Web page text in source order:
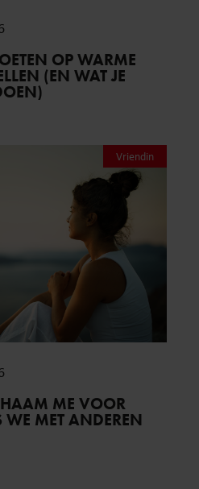
OP WARME
(EN WAT JE
Vriendin
ME VOOR
MET ANDEREN